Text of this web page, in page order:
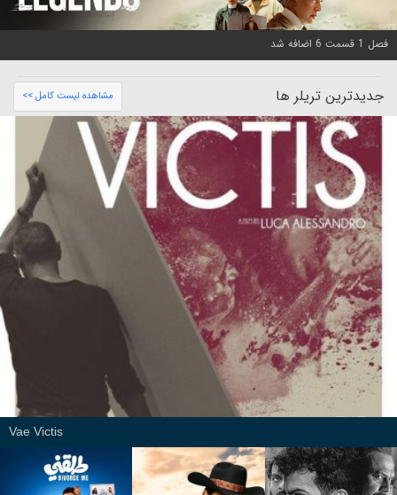
فصل 1 قسمت 6 اضافه شد
جدیدترین تریلر ها مشاهده لیست کامل >>
Vae Victis